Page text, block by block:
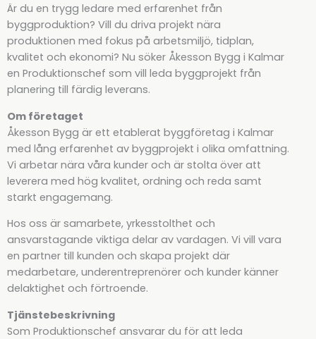
Är du en trygg ledare med erfarenhet från
byggproduktion? Vill du driva projekt nära
produktionen med fokus på arbetsmiljö, tidplan,
kvalitet och ekonomi? Nu söker Åkesson Bygg i Kalmar
en Produktionschef som vill leda byggprojekt från
planering till färdig leverans.
Om företaget
Åkesson Bygg är ett etablerat byggföretag i Kalmar
med lång erfarenhet av byggprojekt i olika omfattning.
Vi arbetar nära våra kunder och är stolta över att
leverera med hög kvalitet, ordning och reda samt
starkt engagemang.
Hos oss är samarbete, yrkesstolthet och
ansvarstagande viktiga delar av vardagen. Vi vill vara
en partner till kunden och skapa projekt där
medarbetare, underentreprenörer och kunder känner
delaktighet och förtroende.
Tjänstebeskrivning
Som Produktionschef ansvarar du för att leda